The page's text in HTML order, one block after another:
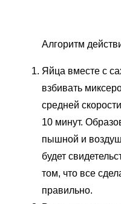
Алгоритм
Яйца вместе с
взбивать
средней
10 минут.
пышной и
будет
том, что все
правильно.